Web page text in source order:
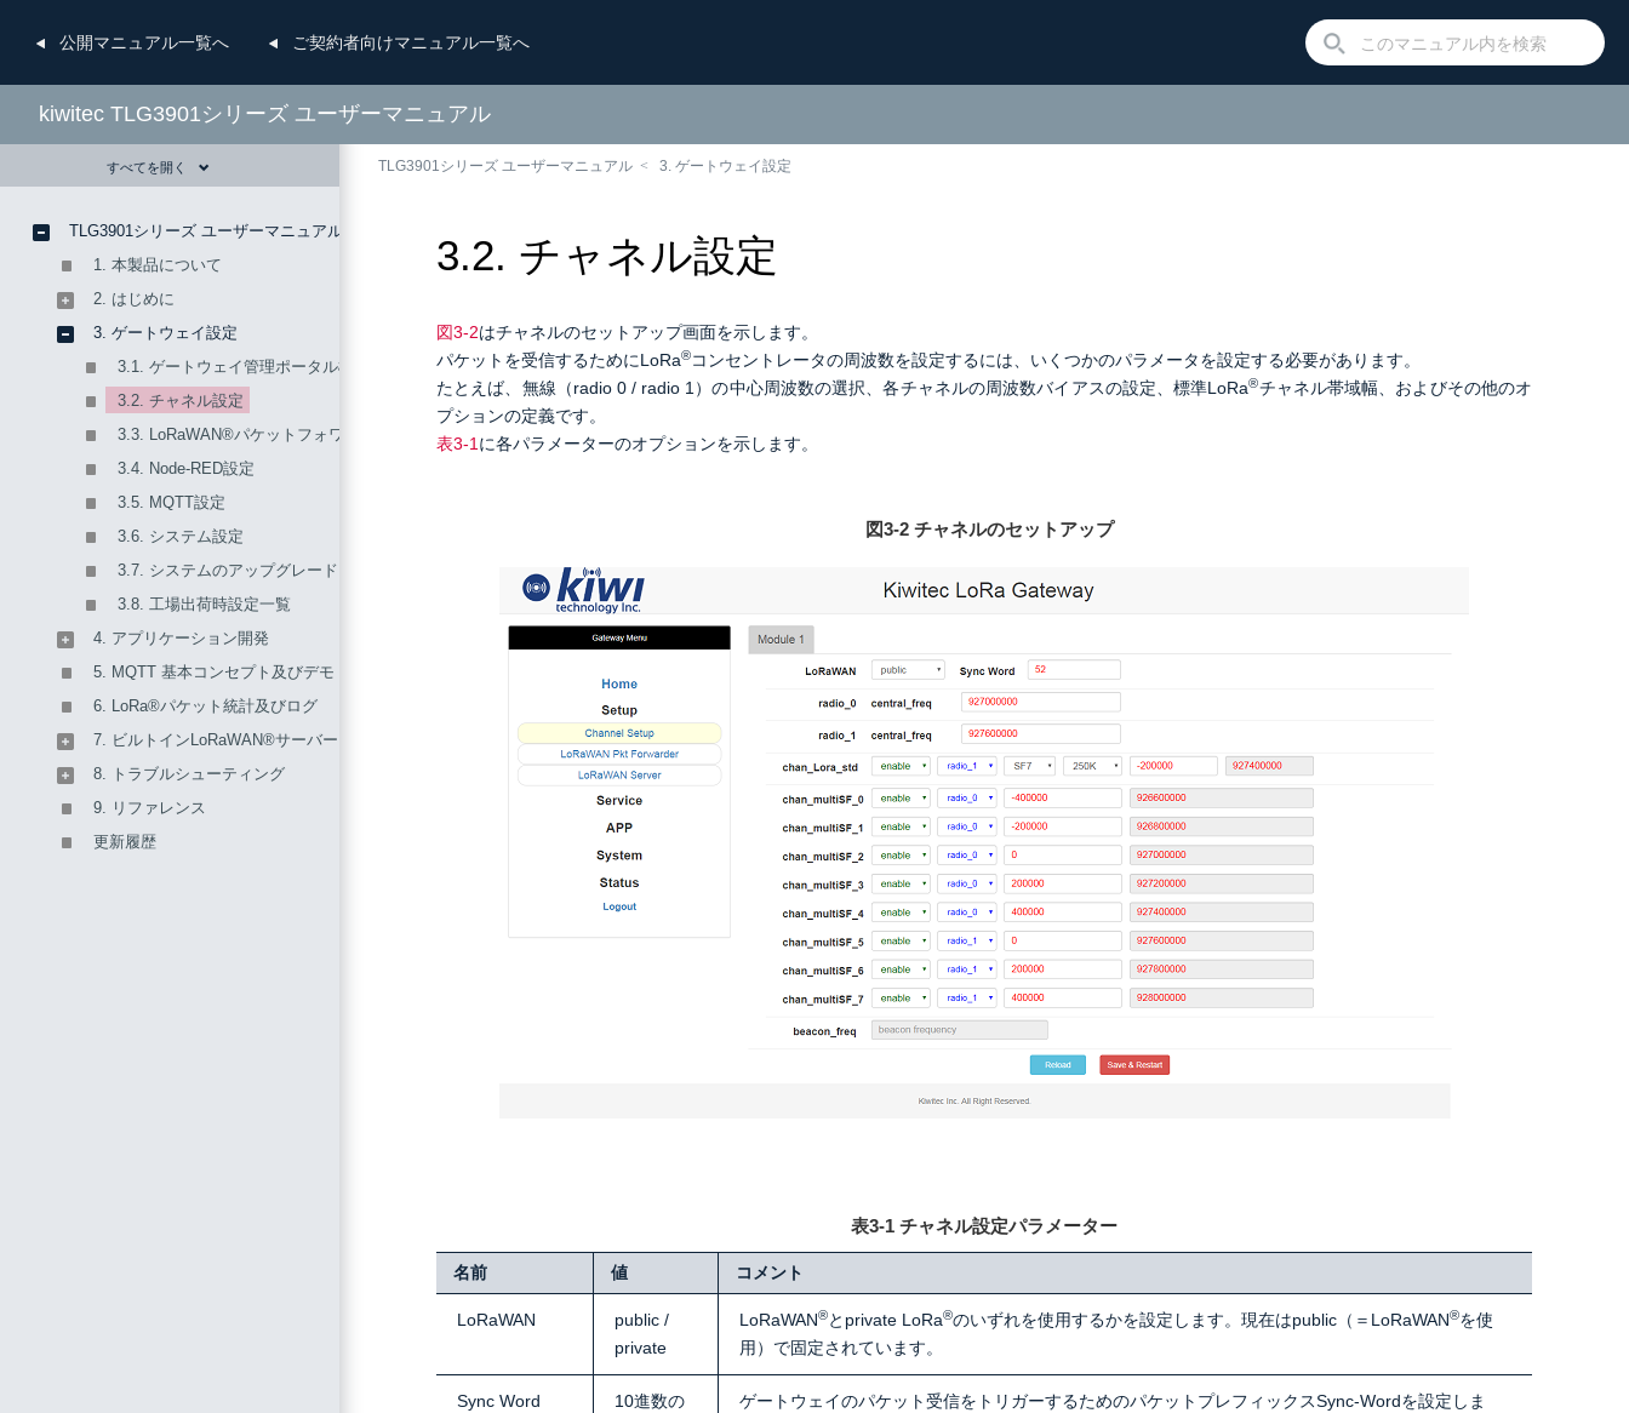
公開マニュアル一覧へ ご契約者向けマニュアル一覧へ
kiwitec TLG3901シリーズ ユーザーマニュアル
TLG3901シリーズ ユーザーマニュアル 3. ゲートウェイ設定
3.2. チャネル設定
図3‐2はチャネルのセットアップ画面を示します。
パケットを受信するためにLoRa®コンセントレータの周波数を設定するには、いくつかのパラメータを設定する必要があります。
たとえば、 無線（radio 0 / radio 1）の中心周波数の選択、各チャネルの周波数バイアスの設定、標準LoRa®チャネル帯域幅、およびその他のオ
プションの定義です。
表3‐1 に各パラメーターのオプションを示します。
図3‐2 チャネルのセットアップ
表3‐1 チャネル設定パラメーター
名前 値 コメント
LoRaWAN
public /
private
LoRaWAN®とprivate LoRa®のいずれを使用するかを設定します。現在はpublic（＝LoRaWAN®を使
用）で固定されています。
Sync Word
10進数の
ゲートウェイのパケット受信をトリガーするためのパケットプレフィックスSync-Wordを設定しま
すべてを開く
TLG3901シリーズ ユーザーマニュアル
1. 本製品について
2. はじめに
3. ゲートウェイ設定
3.1. ゲートウェイ管理ポータル概要
3.2. チャネル設定
3.3. LoRaWAN®パケットフォワーダー設定
3.4. Node-RED設定
3.5. MQTT設定
3.6. システム設定
3.7. システムのアップグレードとリセット
3.8. 工場出荷時設定一覧
4. アプリケーション開発
5. MQTT 基本コンセプト及びデモ
6. LoRa®パケット統計及びログ
7. ビルトインLoRaWAN®サーバー
8. トラブルシューティング
9. リファレンス
更新履歴